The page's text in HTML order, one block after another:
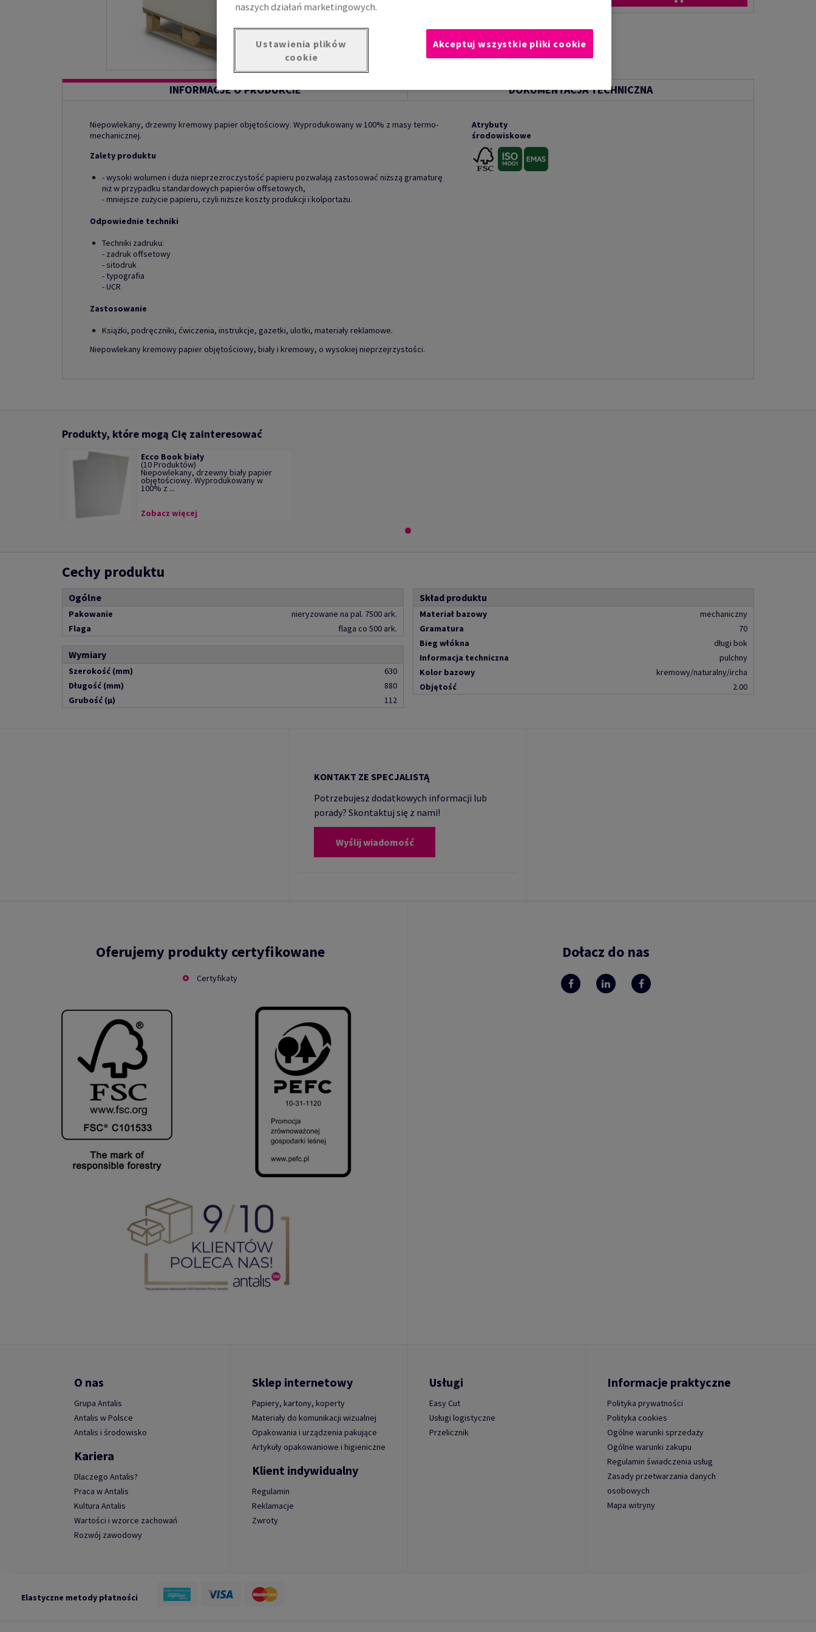
INFORMACJE O PRODUKCIE DOKUMENTACJA TECHNICZNA
Niepowlekany, drzewny kremowy papier objętościowy. Wyprodukowany w 100% z masy termo-
mechanicznej.
Zalety produktu
- wysoki wolumen i duża nieprzezroczystość papieru pozwalają zastosować niższą gramaturę
niż w przypadku standardowych papierów offsetowych,
- mniejsze zużycie papieru, czyli niższe koszty produkcji i kolportażu.
Odpowiednie techniki
Techniki zadruku:
- zadruk offsetowy
- sitodruk
- typografia
- UCR
Zastosowanie
Książki, podręczniki, ćwiczenia, instrukcje, gazetki, ulotki, materiały reklamowe.
Niepowlekany kremowy papier objętościowy, biały i kremowy, o wysokiej nieprzejrzystości.
Atrybuty
środowiskowe
Produkty, które mogą Cię zainteresować
Ecco Book biały
(10 Produktów)
Niepowlekany, drzewny biały papier
objętościowy. Wyprodukowany w
100% z ...
Zobacz więcej
Cechy produktu
Ogólne
Pakowanie
nieryzowane na pal. 7500 ark.
Flaga
flaga co 500 ark.
Wymiary
Szerokość (mm)
630
Długość (mm)
880
Grubość (µ)
112
Skład produktu
Materiał bazowy
mechaniczny
Gramatura
70
Bieg włókna
długi bok
Informacja techniczna
pulchny
Kolor bazowy
kremowy/naturalny/ircha
Objętość
2.00
KONTAKT ZE SPECJALISTĄ
Potrzebujesz dodatkowych informacji lub
porady? Skontaktuj się z nami!
Wyślij wiadomość
Oferujemy produkty certyfikowane
Certyfikaty
Dołacz do nas
O nas
Grupa Antalis
Antalis w Polsce
Antalis i środowisko
Kariera
Dlaczego Antalis?
Praca w Antalis
Kultura Antalis
Wartości i wzorce zachowań
Rozwój zawodowy
Sklep internetowy
Papiery, kartony, koperty
Materiały do komunikacji wizualnej
Opakowania i urządzenia pakujące
Artykuły opakowaniowe i higieniczne
Klient indywidualny
Regulamin
Reklamacje
Zwroty
Usługi
Easy Cut
Usługi logistyczne
Przelicznik
Informacje praktyczne
Polityka prywatności
Polityka cookies
Ogólne warunki sprzedaży
Ogólne warunki zakupu
Regulamin świadczenia usług
Zasady przetwarzania danych
osobowych
Mapa witryny
Elastyczne metody płatności
naszych działań marketingowych.
Ustawienia plików
cookie
Akceptuj wszystkie pliki cookie